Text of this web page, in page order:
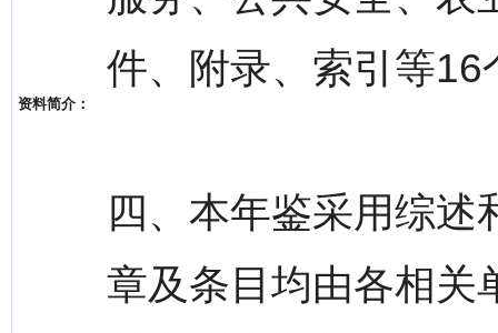
资料简介：
件、附录、索引等16
四、本年鉴采用综
章及条目均由各相关